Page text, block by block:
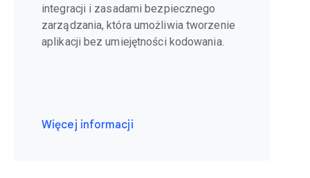
integracji i zasadami bezpiecznego
zarządzania, która umożliwia tworzenie
aplikacji bez umiejętności kodowania.
Więcej informacji